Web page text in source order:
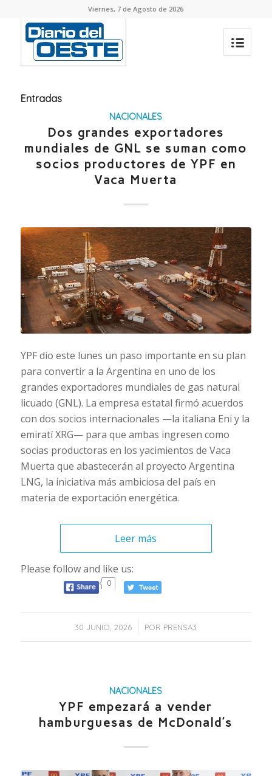
Viernes, 7 de Agosto de 2026
Entradas
NACIONALES
Dos grandes exportadores
mundiales de GNL se suman como
socios productores de YPF en
Vaca Muerta
YPF dio este lunes un paso importante en su plan
para convertir a la Argentina en uno de los
grandes exportadores mundiales de gas natural
licuado (GNL). La empresa estatal firmó acuerdos
con dos socios internacionales —la italiana Eni y la
emiratí XRG— para que ambas ingresen como
socias productoras en los yacimientos de Vaca
Muerta que abastecerán al proyecto Argentina
LNG, la iniciativa más ambiciosa del país en
materia de exportación energética.
Leer más
Please follow and like us:
0
30 JUNIO, 2026
/ POR PRENSA3
NACIONALES
YPF empezará a vender
hamburguesas de McDonald’s